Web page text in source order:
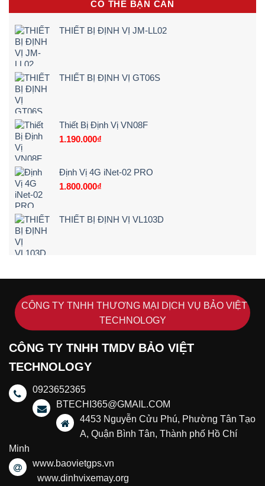
Nơi
Rẻ
ngay
lái
xe
độ
Lắp
Xe
Bảng
Chọn
(2026)
CÓ THỂ BẠN CẦN
THIẾT BỊ ĐỊNH VỊ JM-LL02
THIẾT BỊ ĐỊNH VỊ GT06S
Thiết Bị Định Vị VN08F
1.190.000₫
Định Vị 4G iNet-02 PRO
1.800.000₫
THIẾT BỊ ĐỊNH VỊ VL103D
CÔNG TY TNHH THƯƠNG MẠI DỊCH VỤ BẢO VIỆT
TECHNOLOGY
CÔNG TY TNHH TMDV BẢO VIỆT
TECHNOLOGY
0923652365
BTECHI365@GMAIL.COM
4453 Nguyễn Cửu Phú, Phường Tân Tạo
A, Quận Bình Tân, Thành phố Hồ Chí
Minh
www.baovietgps.vn
www.dinhvixemay.org